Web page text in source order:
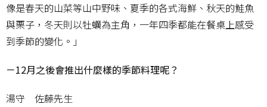
像是春天的山菜等山中野味、夏季的各式海鮮、秋天的鮭魚
與栗子，冬天則以牡蠣為主角，一年四季都能在餐桌上感受
到季節的變化。」
－12月之後會推出什麼樣的季節料理呢？
湯守 佐藤先生